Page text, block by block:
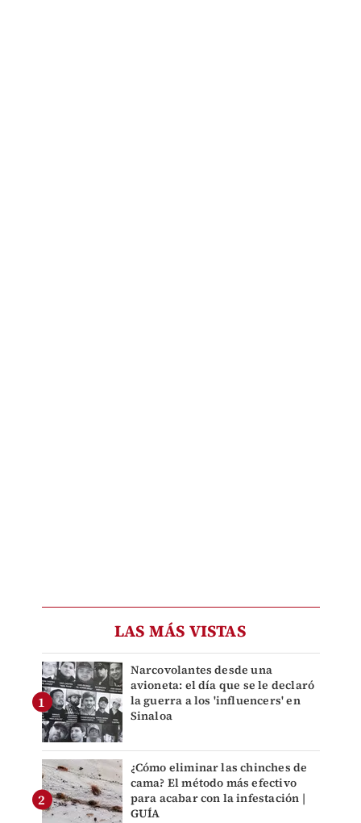
LAS MÁS VISTAS
Narcovolantes desde una
avioneta: el día que se le declaró
la guerra a los 'influencers' en
Sinaloa
¿Cómo eliminar las chinches de
cama? El método más efectivo
para acabar con la infestación |
GUÍA